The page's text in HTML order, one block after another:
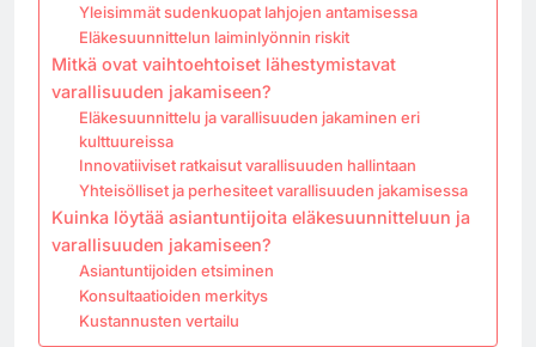
Yleisimmät sudenkuopat lahjojen antamisessa
Eläkesuunnittelun laiminlyönnin riskit
Mitkä ovat vaihtoehtoiset lähestymistavat
varallisuuden jakamiseen?
Eläkesuunnittelu ja varallisuuden jakaminen eri
kulttuureissa
Innovatiiviset ratkaisut varallisuuden hallintaan
Yhteisölliset ja perhesiteet varallisuuden jakamisessa
Kuinka löytää asiantuntijoita eläkesuunnitteluun ja
varallisuuden jakamiseen?
Asiantuntijoiden etsiminen
Konsultaatioiden merkitys
Kustannusten vertailu